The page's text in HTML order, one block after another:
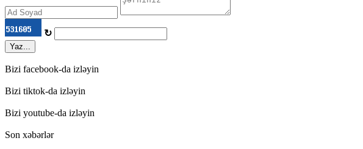
↻
Yaz...
Bizi facebook-da izləyin
Bizi tiktok-da izləyin
Bizi youtube-da izləyin
Son xəbərlər